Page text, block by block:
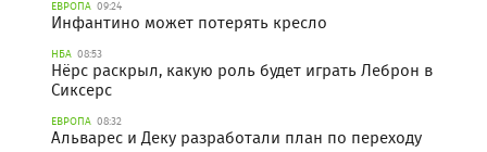
ЕВРОПА 09:24
Инфантино может потерять кресло
НБА 08:53
Нёрс раскрыл, какую роль будет играть Леброн в
Сиксерс
ЕВРОПА 08:32
Альварес и Деку разработали план по переходу